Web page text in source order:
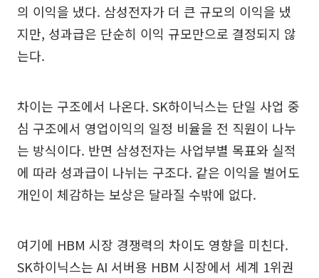
의 이익을 냈다. 삼성전자가 더 큰 규모의 이익을 냈
지만, 성과급은 단순히 이익 규모만으로 결정되지 않
는다.
차이는 구조에서 나온다. SK하이닉스는 단일 사업 중
심 구조에서 영업이익의 일정 비율을 전 직원이 나누
는 방식이다. 반면 삼성전자는 사업부별 목표와 실적
에 따라 성과급이 나뉘는 구조다. 같은 이익을 벌어도
개인이 체감하는 보상은 달라질 수밖에 없다.
여기에 HBM 시장 경쟁력의 차이도 영향을 미친다.
SK하이닉스는 AI 서버용 HBM 시장에서 세계 1위권